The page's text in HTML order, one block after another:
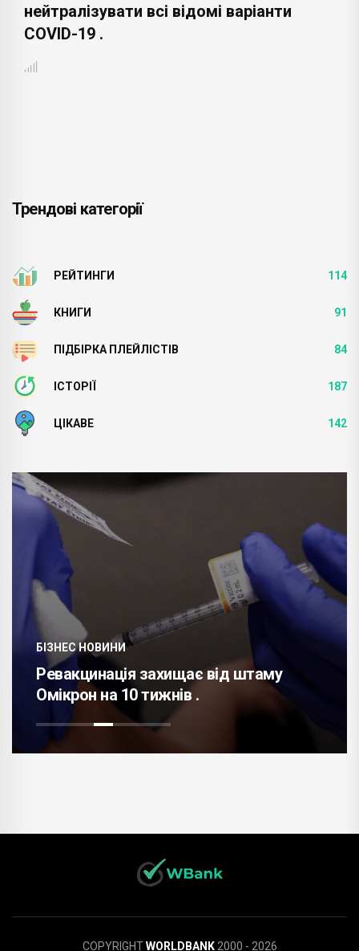
нейтралізувати всі відомі варіанти
COVID-19 .
Трендові категорії
РЕЙТИНГИ 114
КНИГИ 91
ПІДБІРКА ПЛЕЙЛІСТІВ 84
ІСТОРІЇ 187
ЦІКАВЕ 142
БІЗНЕС НОВИНИ
Ревакцинація захищає від штаму
Омікрон на 10 тижнів .
COPYRIGHTWORLDBANK2000 - 2026